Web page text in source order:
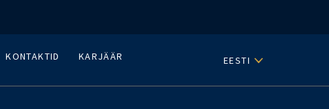
KONTAKTID KARJÄÄR EESTI